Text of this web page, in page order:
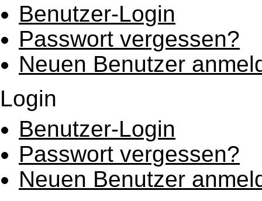
Benutzer-Login
Passwort vergessen?
Neuen Benutzer
Login
Benutzer-Login
Passwort vergessen?
Neuen Benutzer